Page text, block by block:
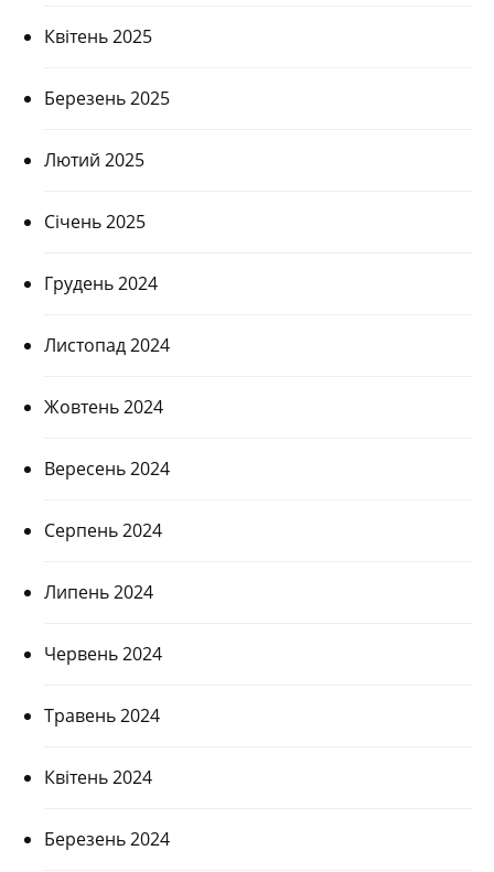
Квітень 2025
Березень 2025
Лютий 2025
Січень 2025
Грудень 2024
Листопад 2024
Жовтень 2024
Вересень 2024
Серпень 2024
Липень 2024
Червень 2024
Травень 2024
Квітень 2024
Березень 2024